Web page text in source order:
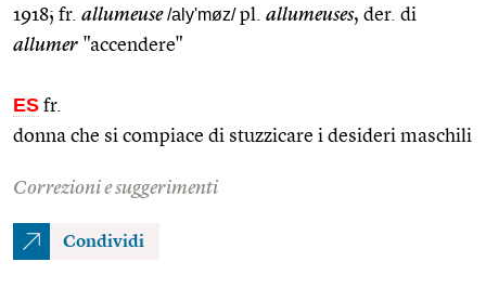
1918; fr. allumeuse /aly'møz/pl. allumeuses, der. di
allumer "accendere"
ES fr.
donna che si compiace di stuzzicare i desideri maschili
Correzioni e suggerimenti
Condividi